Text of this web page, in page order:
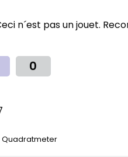
n´est pas un jouet.
0
Quadratmeter